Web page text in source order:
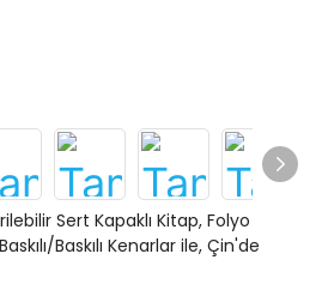
Sert Kapaklı Kitap, Folyo
Baskılı Kenarlar ile, Çin'de